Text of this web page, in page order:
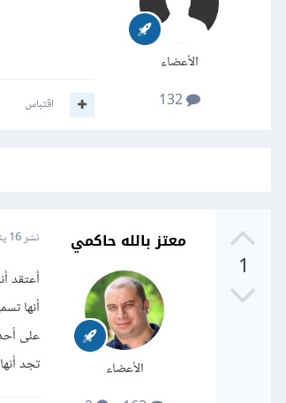
الأعضاء
132
اقتباس
1
معتز بالله حاكمي
الأعضاء
نشر16 يناير 2016
أنها
على
تجد